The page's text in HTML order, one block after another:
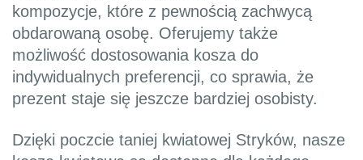
kompozycje, które z pewnością zachwycą
obdarowaną osobę. Oferujemy także
możliwość dostosowania kosza do
indywidualnych preferencji, co sprawia, że
prezent staje się jeszcze bardziej osobisty.
Dzięki poczcie taniej kwiatowej Stryków, nasze